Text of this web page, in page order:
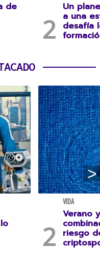
de Un
a una
desafía
VIDA
Verano
riesgo